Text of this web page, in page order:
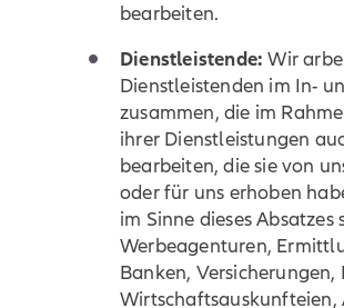
bearbeiten.
Dienstleistende: Wir
Dienstleistenden im In-
zusammen, die im
ihrer Dienstleistungen
bearbeiten, die sie von
oder für uns erhoben
im Sinne dieses Absatzes
Werbeagenturen,
Banken, Versicherungen,
Wirtschaftsauskunfteien,